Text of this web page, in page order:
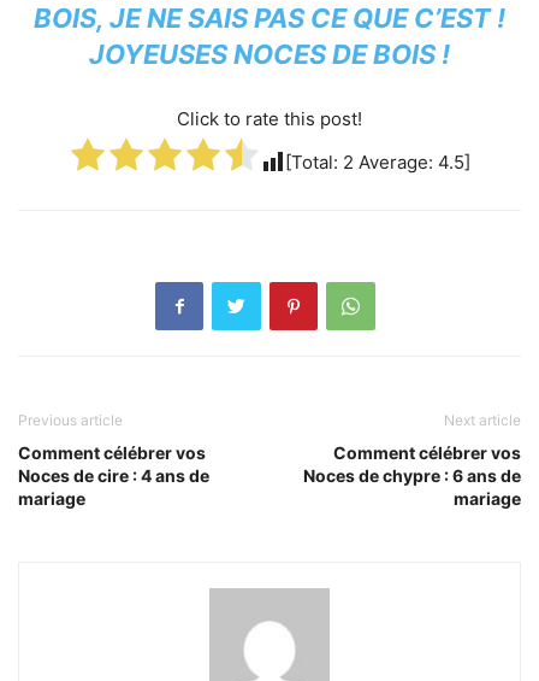
BOIS, JE NE SAIS PAS CE QUE C’EST !
JOYEUSES NOCES DE BOIS !
Click to rate this post!
[Total: 2 Average: 4.5]
Previous article
Comment célébrer vos
Noces de cire : 4 ans de
mariage
Next article
Comment célébrer vos
Noces de chypre : 6 ans de
mariage